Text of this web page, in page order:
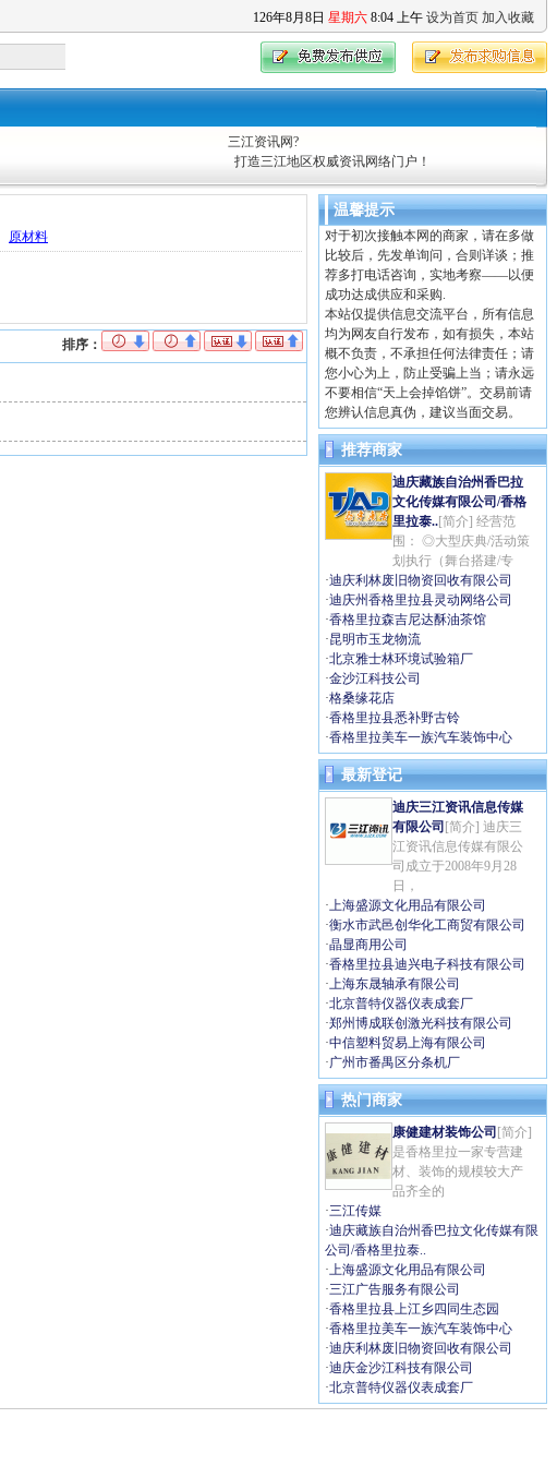
126年8月 8日 星期六 8:04 上午 设为首页 加入收藏
三江资讯网?
打造三江地区权威资讯网络门户！
原材料
排序：
温馨提示
对于初次接触本网的商家，请在多做
比较后，先发单询问，合则详谈；推
荐多打电话咨询，实地考察——以便
成功达成供应和采购.
本站仅提供信息交流平台，所有信息
均为网友自行发布，如有损失，本站
概不负责，不承担任何法律责任；请
您小心为上，防止受骗上当；请永远
不要相信“天上会掉馅饼”。交易前请
您辨认信息真伪，建议当面交易。
推荐商家
迪庆藏族自治州香巴拉
文化传媒有限公司/香格
里拉泰..[简介] 经营范
围： ◎大型庆典/活动策
划执行（舞台搭建/专
·迪庆利林废旧物资回收有限公司
·迪庆州香格里拉县灵动网络公司
·香格里拉森吉尼达酥油茶馆
·昆明市玉龙物流
·北京雅士林环境试验箱厂
·金沙江科技公司
·格桑缘花店
·香格里拉县悉补野古铃
·香格里拉美车一族汽车装饰中心
最新登记
迪庆三江资讯信息传媒
有限公司 [简介] 迪庆三
江资讯信息传媒有限公
司成立于2008年9月28
日，
·上海盛源文化用品有限公司
·衡水市武邑创华化工商贸有限公司
·晶显商用公司
·香格里拉县迪兴电子科技有限公司
·上海东晟轴承有限公司
·北京普特仪器仪表成套厂
·郑州博成联创激光科技有限公司
·中信塑料贸易上海有限公司
·广州市番禺区分条机厂
热门商家
康健建材装饰公司 [简介]
是香格里拉一家专营建
材、装饰的规模较大产
品齐全的
·三江传媒
·迪庆藏族自治州香巴拉文化传媒有限
公司/香格里拉泰..
·上海盛源文化用品有限公司
·三江广告服务有限公司
·香格里拉县上江乡四同生态园
·香格里拉美车一族汽车装饰中心
·迪庆利林废旧物资回收有限公司
·迪庆金沙江科技有限公司
·北京普特仪器仪表成套厂